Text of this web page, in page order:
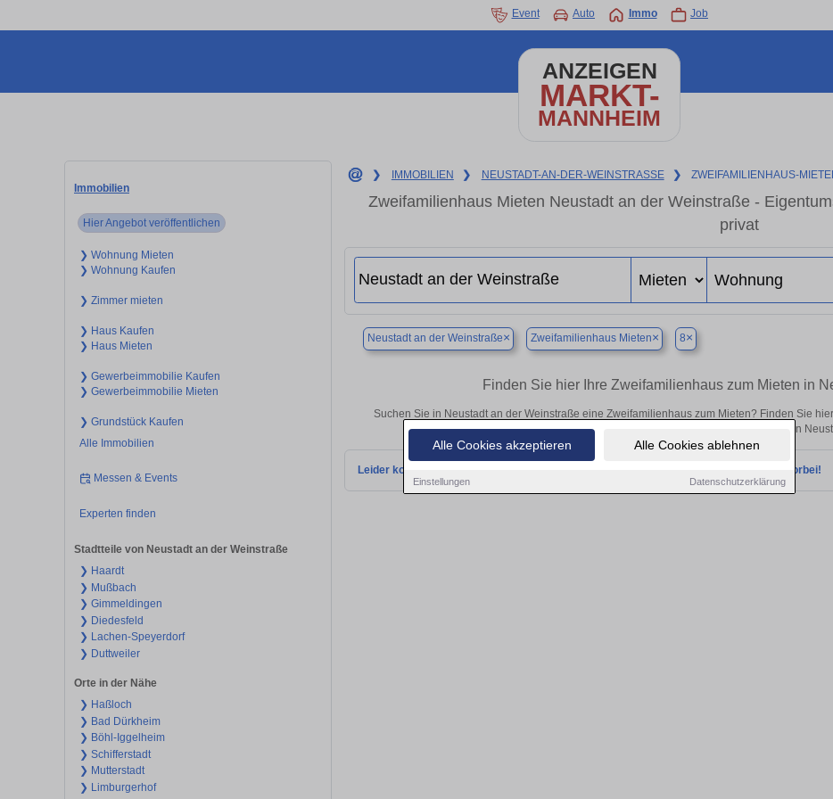
Alle Cookies akzeptieren Alle Cookies ablehnen
Einstellungen Datenschutzerklärung
Event Auto Immo Job
ANZEIGEN
MARKT-
MANNHEIM
Immobilien
Hier Angebot veröffentlichen
❯ Wohnung Mieten
❯ Wohnung Kaufen
❯ Zimmer mieten
❯ Haus Kaufen
❯ Haus Mieten
❯ Gewerbeimmobilie Kaufen
❯ Gewerbeimmobilie Mieten
❯ Grundstück Kaufen
Alle Immobilien
Messen & Events
Experten finden
Stadtteile von Neustadt an der Weinstraße
❯ Haardt
❯ Mußbach
❯ Gimmeldingen
❯ Diedesfeld
❯ Lachen-Speyerdorf
❯ Duttweiler
Orte in der Nähe
❯ Haßloch
❯ Bad Dürkheim
❯ Böhl-Iggelheim
❯ Schifferstadt
❯ Mutterstadt
❯ Limburgerhof
❯ IMMOBILIEN ❯ NEUSTADT-AN-DER-WEINSTRASSE ❯ ZWEIFAMILIENHAUS-
Zweifamilienhaus Mieten Neustadt an der Weinstraße -
privat
Neustadt an der Weinstraße× Zweifamilienhaus Mieten× 8×
Finden Sie hier Ihre Zweifamilienhaus zum Mieten in
Suchen Sie in Neustadt an der Weinstraße eine Zweifamilienhaus zum Mieten? Finden Sie
als Kapitalanlage oder zur Vermietung – hier finden Sie Ihre Immobilie in
Leider konnten wir derzeit keine passenden Objekte finden. Schauen Sie bald wieder vorbei!